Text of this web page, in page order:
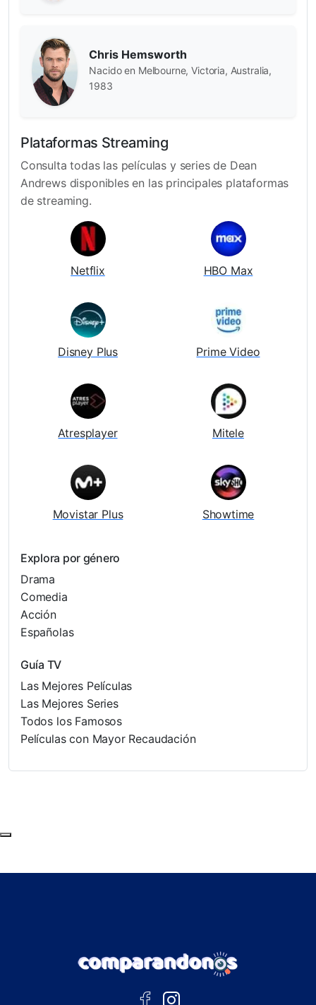
Chris Hemsworth
Nacido en Melbourne, Victoria, Australia,
1983
Plataformas Streaming
Consulta todas las películas y series de Dean
Andrews disponibles en las principales plataformas
de streaming.
Netflix HBO Max
Disney Plus Prime Video
Atresplayer Mitele
Movistar Plus Showtime
Explora por género
Drama
Comedia
Acción
Españolas
Guía TV
Las Mejores Películas
Las Mejores Series
Todos los Famosos
Películas con Mayor Recaudación